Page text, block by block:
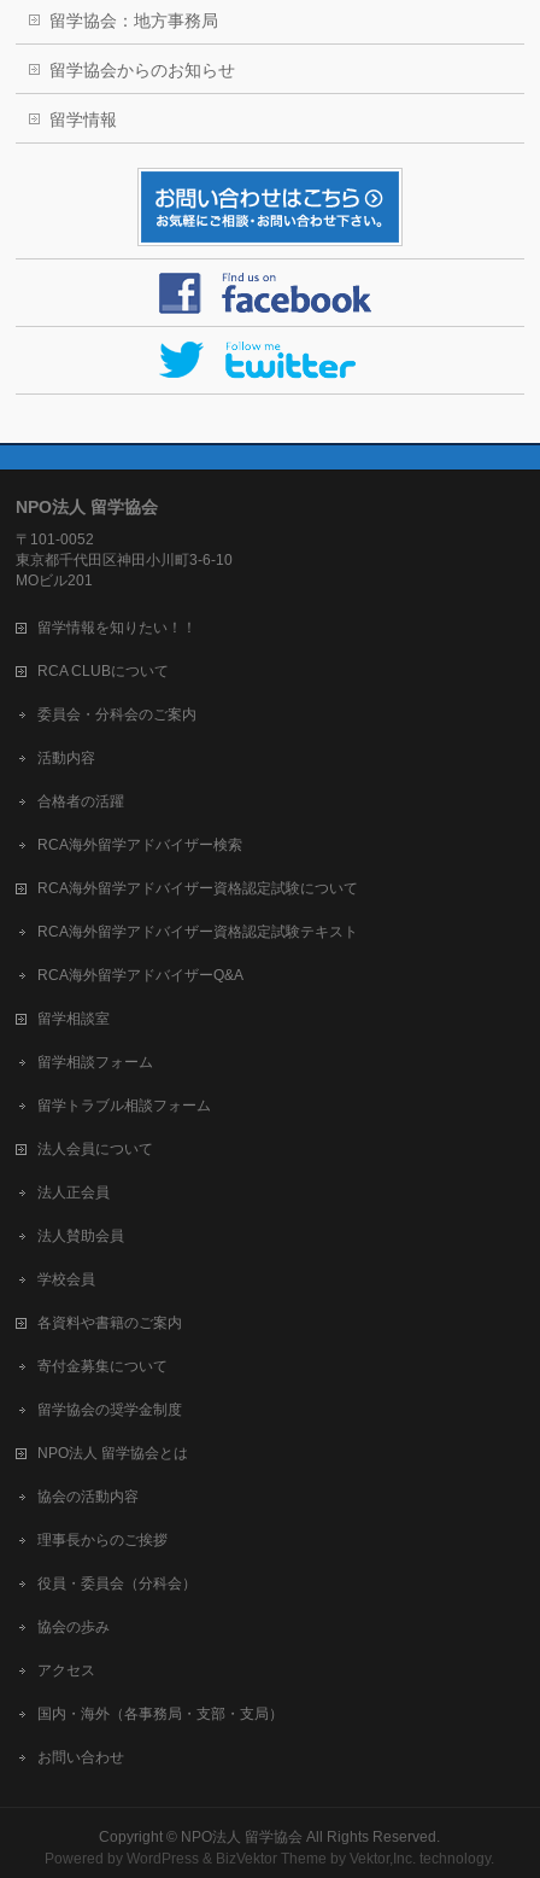
留学協会：地方事務局
留学協会からのお知らせ
留学情報
NPO法人 留学協会
〒101-0052
東京都千代田区神田小川町3-6-10
MOビル201
留学情報を知りたい！！
RCA CLUBについて
委員会・分科会のご案内
活動内容
合格者の活躍
RCA海外留学アドバイザー検索
RCA海外留学アドバイザー資格認定試験について
RCA海外留学アドバイザー資格認定試験テキスト
RCA海外留学アドバイザーQ&A
留学相談室
留学相談フォーム
留学トラブル相談フォーム
法人会員について
法人正会員
法人賛助会員
学校会員
各資料や書籍のご案内
寄付金募集について
留学協会の奨学金制度
NPO法人 留学協会とは
協会の活動内容
理事長からのご挨拶
役員・委員会（分科会）
協会の歩み
アクセス
国内・海外（各事務局・支部・支局）
お問い合わせ
Copyright © NPO法人 留学協会 All Rights Reserved.
Powered byWordPress & BizVektor Theme byVektor,Inc. technology.